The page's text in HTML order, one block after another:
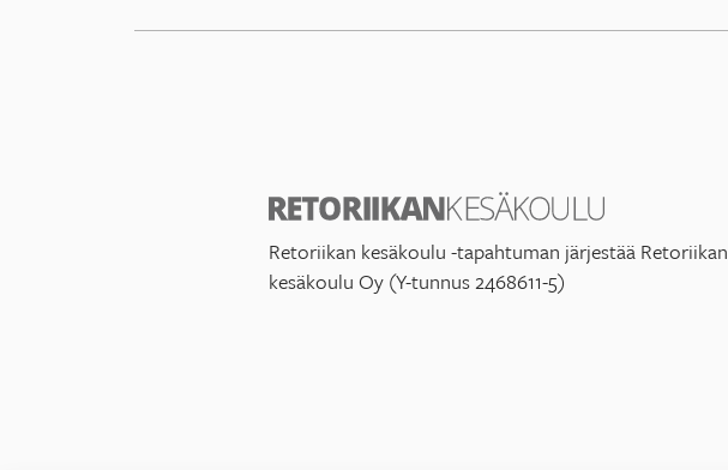
Retoriikan kesäkoulu -tapahtuman järjestää Retoriikan
kesäkoulu Oy (Y-tunnus 2468611-5)